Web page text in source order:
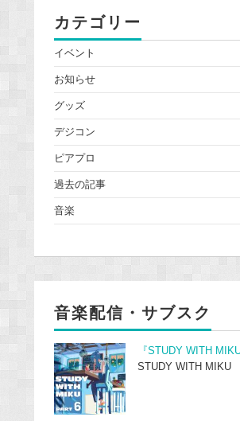
カテゴリー
イベント
お知らせ
グッズ
デジコン
ピアプロ
過去の記事
音楽
音楽配信・サブスク
『STUDY WITH
STUDY WITH MIKU